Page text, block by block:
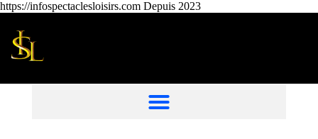
https://infospectaclesloisirs.com Depuis 2023